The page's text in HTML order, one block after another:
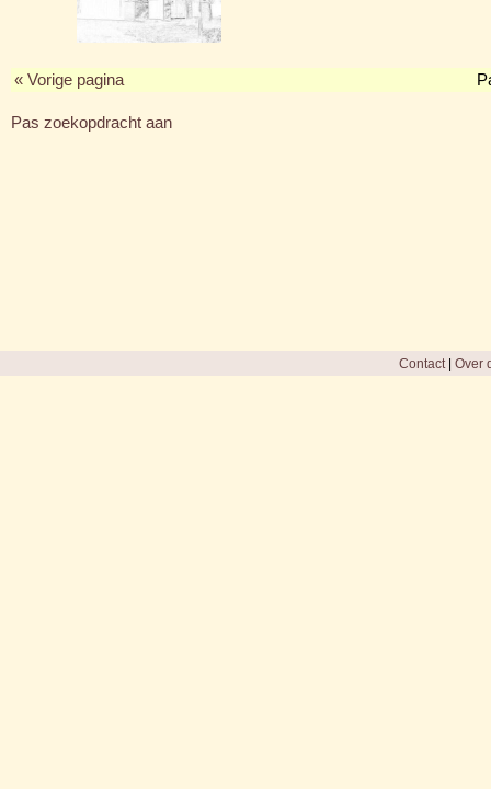
« Vorige pagina
Pas zoekopdracht aan
Contact| Over